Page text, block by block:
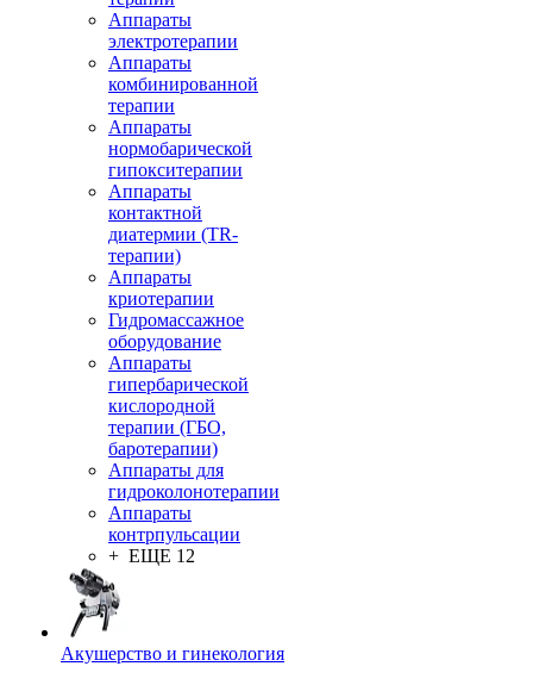
Аппараты
электротерапии
Аппараты
комбинированной
терапии
Аппараты
нормобарической
гипокситерапии
Аппараты
контактной
диатермии (TR-
терапии)
Аппараты
криотерапии
Гидромассажное
оборудование
Аппараты
гипербарической
кислородной
терапии (ГБО,
баротерапии)
Аппараты для
гидроколонотерапии
Аппараты
контрпульсации
+ ЕЩЕ 12
Акушерство и гинекология